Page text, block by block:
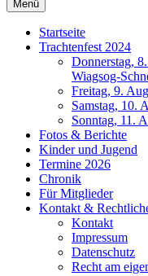
Menü
Startseite
Trachtenfest 2024
Donnerstag,
Wiagsog-
Freitag, 9.
Samstag, 10.
Sonntag, 11.
Fotos & Berichte
Kinder und Jugend
Termine 2026
Chronik
Für Mitglieder
Kontakt &
Kontakt
Impressum
Datenschutz
Recht am